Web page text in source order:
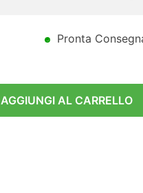
Pronta
AGGIUNGI AL CARRELLO